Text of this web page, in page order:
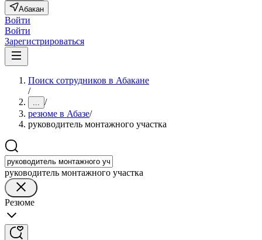
Абакан
Войти
Войти
Зарегистрироваться
Поиск сотрудников в Абакане
/
... /
резюме в Абазе/
руководитель монтажного участка
руководитель монтажного участка
Резюме